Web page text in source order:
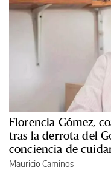
Florencia Gómez,
tras la derrota del
conciencia de
Mauricio Caminos